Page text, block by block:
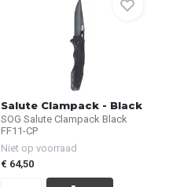
Salute Clampack - Black
SOG Salute Clampack Black
FF11-CP
Niet op voorraad
€ 64,50